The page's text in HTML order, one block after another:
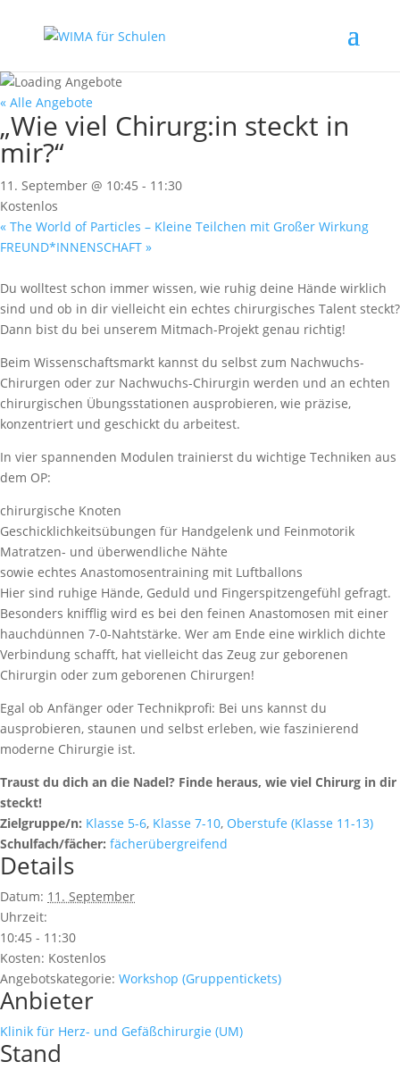
« Alle Angebote
„Wie viel Chirurg:in steckt in
mir?“
11. September @ 10:45 - 11:30
Kostenlos
« The World of Particles – Kleine Teilchen mit Großer Wirkung
FREUND*INNENSCHAFT »
Du wolltest schon immer wissen, wie ruhig deine Hände wirklich
sind und ob in dir vielleicht ein echtes chirurgisches Talent steckt?
Dann bist du bei unserem Mitmach-Projekt genau richtig!
Beim Wissenschaftsmarkt kannst du selbst zum Nachwuchs-
Chirurgen oder zur Nachwuchs-Chirurgin werden und an echten
chirurgischen Übungsstationen ausprobieren, wie präzise,
konzentriert und geschickt du arbeitest.
In vier spannenden Modulen trainierst du wichtige Techniken aus
dem OP:
chirurgische Knoten
Geschicklichkeitsübungen für Handgelenk und Feinmotorik
Matratzen- und überwendliche Nähte
sowie echtes Anastomosentraining mit Luftballons
Hier sind ruhige Hände, Geduld und Fingerspitzengefühl gefragt.
Besonders knifflig wird es bei den feinen Anastomosen mit einer
hauchdünnen 7-0-Nahtstärke. Wer am Ende eine wirklich dichte
Verbindung schafft, hat vielleicht das Zeug zur geborenen
Chirurgin oder zum geborenen Chirurgen!
Egal ob Anfänger oder Technikprofi: Bei uns kannst du
ausprobieren, staunen und selbst erleben, wie faszinierend
moderne Chirurgie ist.
Traust du dich an die Nadel? Finde heraus, wie viel Chirurg in dir
steckt!
Zielgruppe/n: Klasse 5-6, Klasse 7-10, Oberstufe (Klasse 11-13)
Schulfach/fächer: fächerübergreifend
Details
Datum: 11. September
Uhrzeit:
10:45 - 11:30
Kosten: Kostenlos
Angebotskategorie: Workshop (Gruppentickets)
Anbieter
Klinik für Herz- und Gefäßchirurgie (UM)
Stand